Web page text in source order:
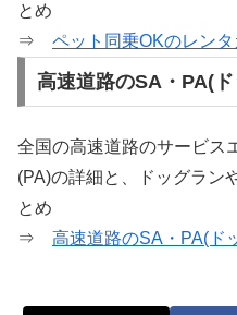
とめ
⇒ ペット同乗OKのレンタ
高速道路のSA・PA(
全国の高速道路のサービス
(PA)の詳細と、ドッグラン
とめ
⇒ 高速道路のSA・PA(ド